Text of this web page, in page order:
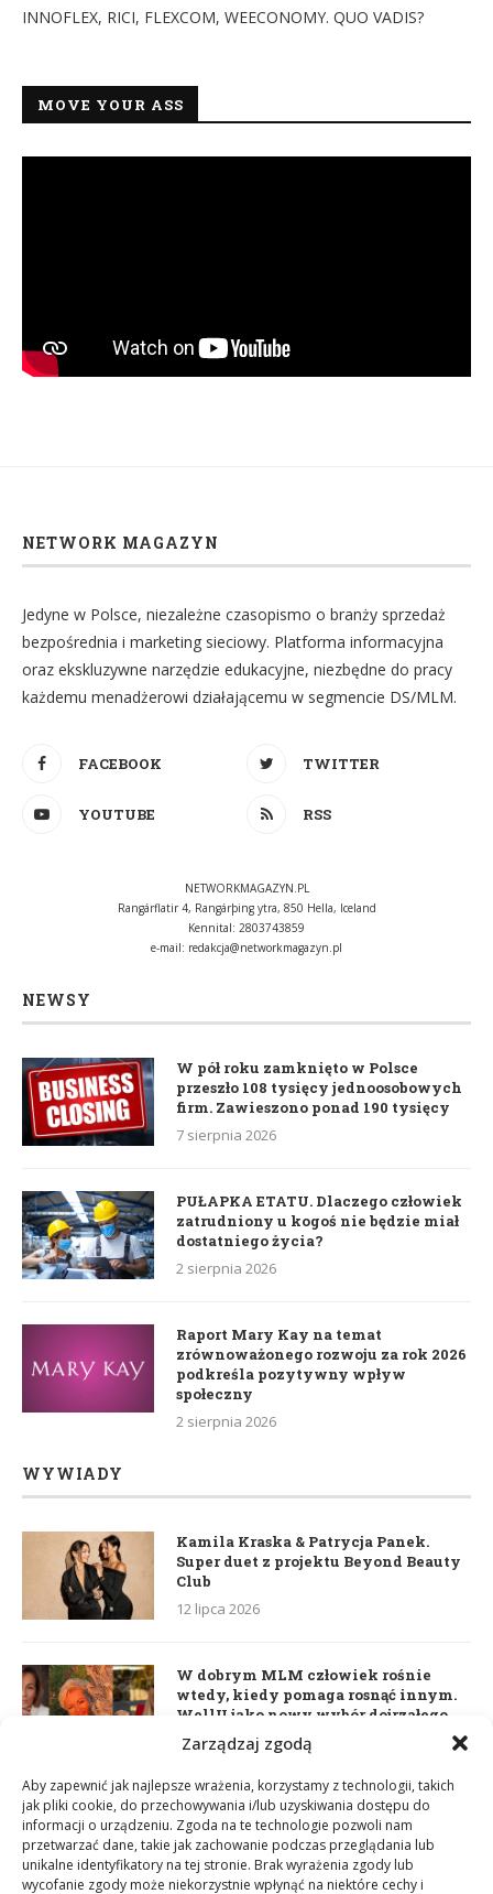
Zarządzaj zgodą
Aby zapewnić jak najlepsze wrażenia, korzystamy z technologii, takich
jak pliki cookie, do przechowywania i/lub uzyskiwania dostępu do
informacji o urządzeniu. Zgoda na te technologie pozwoli nam
przetwarzać dane, takie jak zachowanie podczas przeglądania lub
unikalne identyfikatory na tej stronie. Brak wyrażenia zgody lub
wycofanie zgody może niekorzystnie wpłynąć na niektóre cechy i
INNOFLEX, RICI, FLEXCOM, WEECONOMY. QUO VADIS?
MOVE YOUR ASS
NETWORK MAGAZYN
Jedyne w Polsce, niezależne czasopismo o branży sprzedaż
bezpośrednia i marketing sieciowy. Platforma informacyjna
oraz ekskluzywne narzędzie edukacyjne, niezbędne do pracy
każdemu menadżerowi działającemu w segmencie DS/MLM.
FACEBOOK TWITTER
YOUTUBE RSS
NETWORKMAGAZYN.PL
Rangárflatir 4, Rangárþing ytra, 850 Hella, Iceland
Kennital: 2803743859
e-mail: redakcja@networkmagazyn.pl
NEWSY
W pół roku zamknięto w Polsce
przeszło 108 tysięcy jednoosobowych
firm. Zawieszono ponad 190 tysięcy
7 sierpnia 2026
PUŁAPKA ETATU. Dlaczego człowiek
zatrudniony u kogoś nie będzie miał
dostatniego życia?
2 sierpnia 2026
Raport Mary Kay na temat
zrównoważonego rozwoju za rok 2026
podkreśla pozytywny wpływ
społeczny
2 sierpnia 2026
WYWIADY
Kamila Kraska & Patrycja Panek.
Super duet z projektu Beyond Beauty
Club
12 lipca 2026
W dobrym MLM człowiek rośnie
wtedy, kiedy pomaga rosnąć innym.
WellU jako nowy wybór dojrzałego
lidera
Daria Dudzik. Kocham Cię
17 kwietnia 2026